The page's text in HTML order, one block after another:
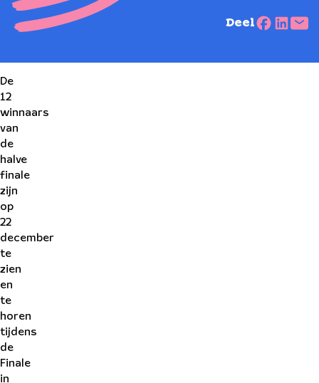
Deel
De
12
winnaars
van
de
halve
finale
zijn
op
22
december
te
zien
en
te
horen
tijdens
de
Finale
in